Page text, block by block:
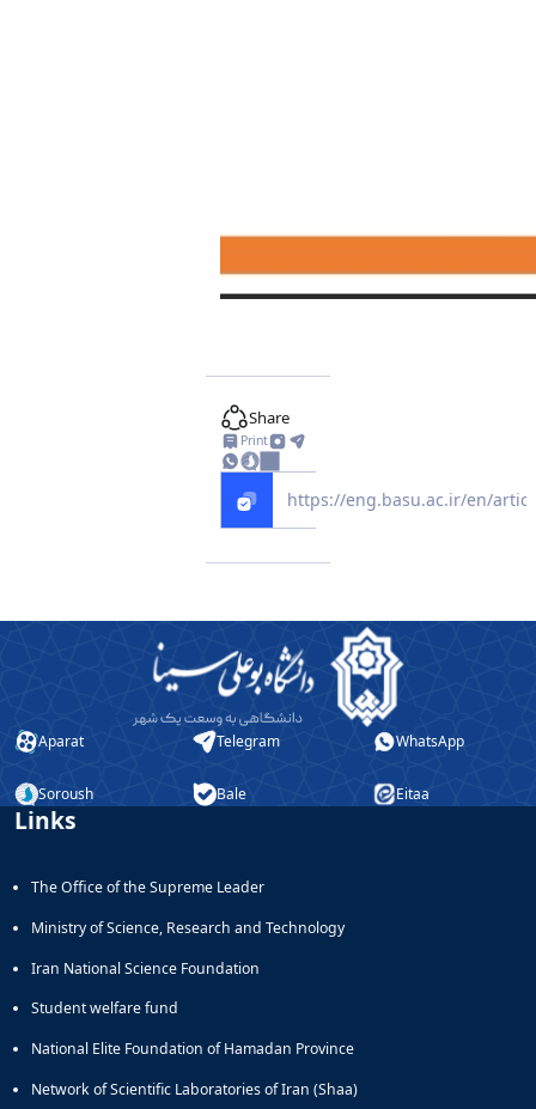
Share
Print
Aparat Telegram WhatsApp
Soroush Bale Eitaa
Links
The Office of the Supreme Leader
Ministry of Science, Research and Technology
Iran National Science Foundation
Student welfare fund
National Elite Foundation of Hamadan Province
Network of Scientific Laboratories of Iran (Shaa)